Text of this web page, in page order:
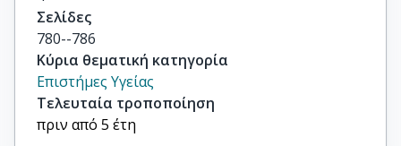
Σελίδες
780--786
Κύρια θεματική κατηγορία
Επιστήμες Υγείας
Τελευταία τροποποίηση
πριν από 5 έτη